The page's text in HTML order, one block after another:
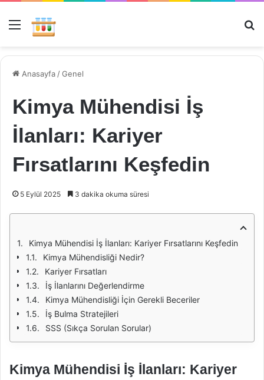
Menü
Anasayfa /Genel
Kimya Mühendisi İş
İlanları: Kariyer
Fırsatlarını Keşfedin
5 Eylül 2025 3 dakika okuma süresi
Kimya Mühendisi İş İlanları: Kariyer Fırsatlarını Keşfedin
Kimya Mühendisliği Nedir?
Kariyer Fırsatları
İş İlanlarını Değerlendirme
Kimya Mühendisliği İçin Gerekli Beceriler
İş Bulma Stratejileri
SSS (Sıkça Sorulan Sorular)
Kimya Mühendisi İş İlanları: Kariyer